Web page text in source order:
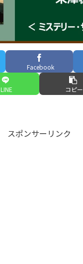
Facebook
LINE コピー
スポンサーリンク